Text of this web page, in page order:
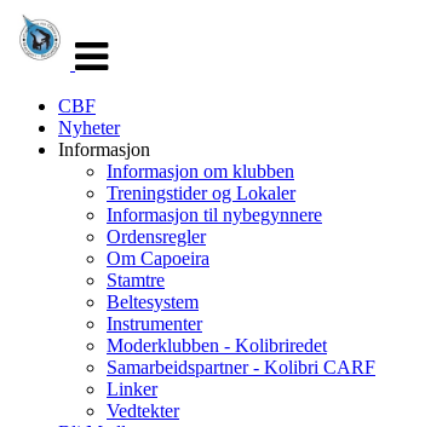
navigasjon
CBF
Nyheter
Informasjon
Informasjon om klubben
Treningstider og Lokaler
Informasjon til nybegynnere
Ordensregler
Om Capoeira
Stamtre
Beltesystem
Instrumenter
Moderklubben - Kolibriredet
Samarbeidspartner - Kolibri CARF
Linker
Vedtekter